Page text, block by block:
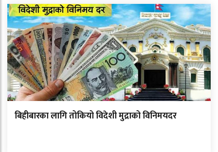
बिहीबारका लागि तोकियो विदेशी मुद्राको विनिमयदर